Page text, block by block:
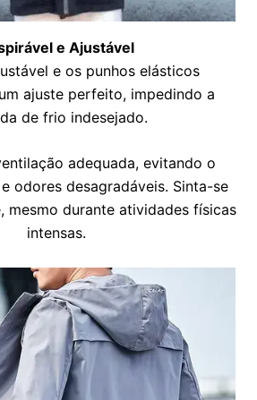
e Ajustável
e os punhos elásticos
ajuste perfeito, impedindo a
de frio indesejado.
adequada, evitando o
odores desagradáveis. Sinta-se
mesmo durante atividades físicas
intensas.